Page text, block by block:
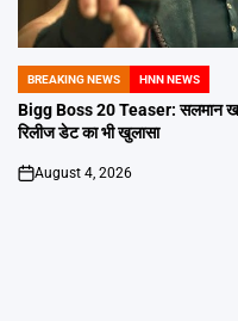
POSTED
IN
BREAKING NEWS HNN NEWS
Bigg Boss 20 Teaser: सलमान
रिलीज डेट का भी खुलासा
on
August 4, 2026